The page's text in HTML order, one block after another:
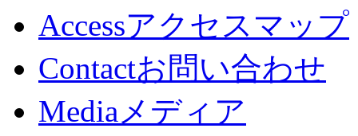
Accessアクセスマップ
Contactお問い合わせ
Mediaメディア